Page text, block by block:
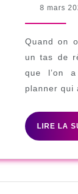
8 mars
Quand on
un tas de
que l’on
planner qui
LIRE LA